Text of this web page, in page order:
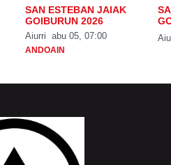
SAN ESTEBAN JAIAK
GOIBURUN 2026
Aiurri abu 05, 07:00
ANDOAIN